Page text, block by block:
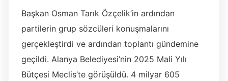
Başkan Osman Tarık Özçelik’in ardından
partilerin grup sözcüleri konuşmalarını
gerçekleştirdi ve ardından toplantı gündemine
geçildi. Alanya Belediyesi’nin 2025 Mali Yılı
Bütçesi Meclis’te görüşüldü. 4 milyar 605